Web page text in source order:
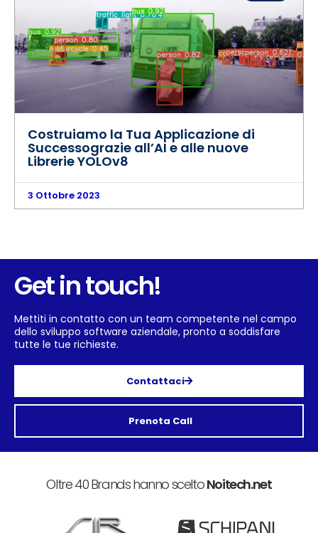
Costruiamo la Tua Applicazione di
Successograzie all’AI e alle nuove
Librerie YOLOv8
3 Ottobre 2023
Get in touch!
Mettiti in contatto con un team competente nel campo
dello sviluppo software aziendale, pronto a soddisfare
tutte le tue richieste.
Contattaci
Prenota Call
Oltre 40 Brands hanno sceltoNoitech.net